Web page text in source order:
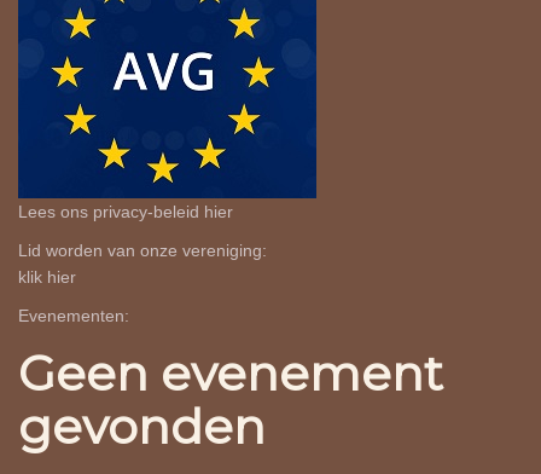
Lees ons privacy-beleid hier
Lid worden van onze vereniging:
klik hier
Evenementen:
Geen evenement
gevonden